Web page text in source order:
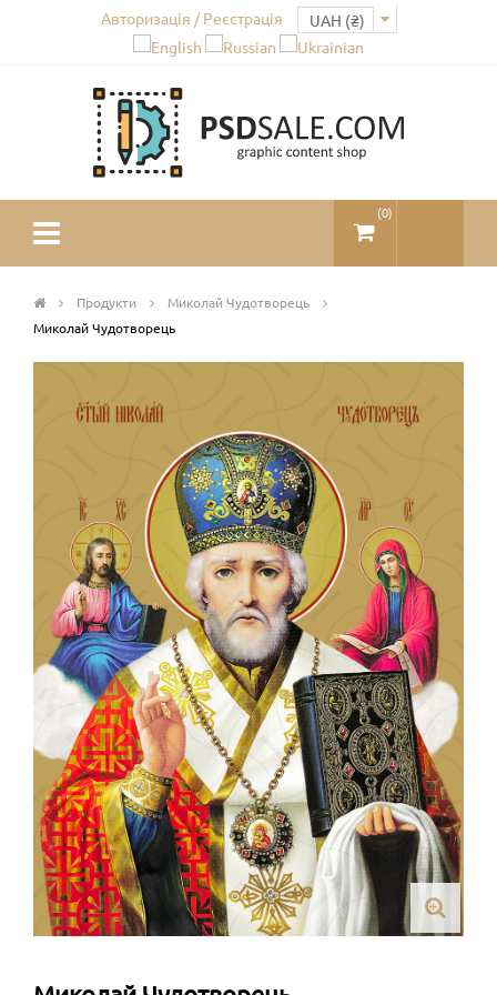
Авторизація / Реєстрація
(0)
Продукти
Миколай Чудотворець
Миколай Чудотворець